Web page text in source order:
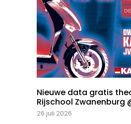
Nieuwe data gratis
Rijschool Zwanenburg
26 juli 2026